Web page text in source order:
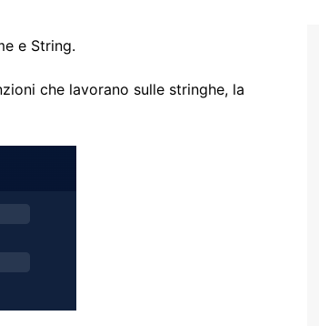
e String.
che lavorano sulle stringhe, la